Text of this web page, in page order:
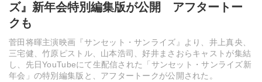
ズ』新年会特別編集版が公開 アフタートー
クも
菅田将暉主演映画『サンセット・サンライズ』より、井上真央、
三宅健、竹原ピストル、山本浩司、好井まさおらキャストが集結
し、先日YouTubeにて生配信された「サンセット・サンライズ新
年会」の特別編集版と、アフタートークが公開された。